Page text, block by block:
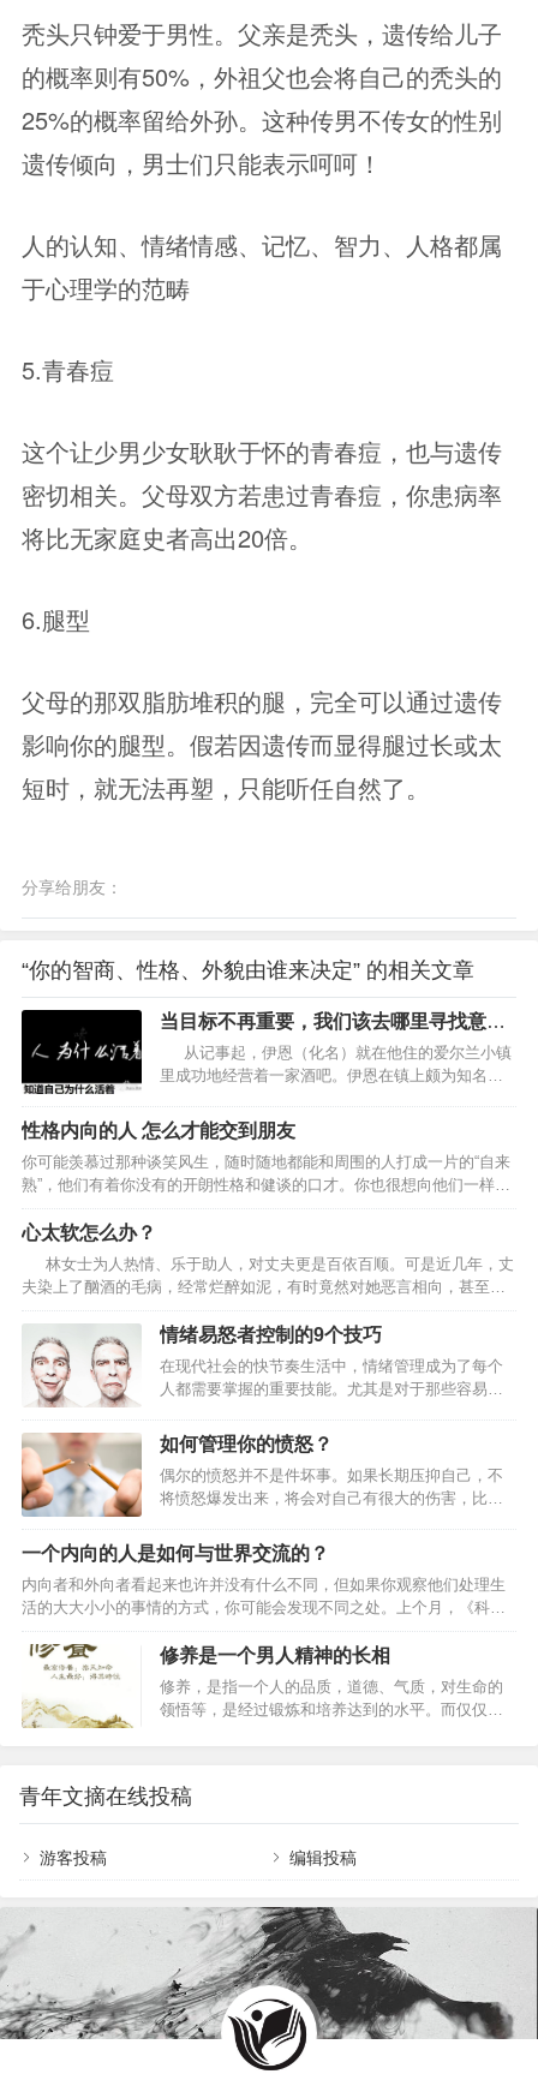
秃头只钟爱于男性。父亲是秃头，遗传给儿子
的概率则有50%，外祖父也会将自己的秃头的
25%的概率留给外孙。这种传男不传女的性别
遗传倾向，男士们只能表示呵呵！
人的认知、情绪情感、记忆、智力、人格都属
于心理学的范畴
5.青春痘
这个让少男少女耿耿于怀的青春痘，也与遗传
密切相关。父母双方若患过青春痘，你患病率
将比无家庭史者高出20倍。
6.腿型
父母的那双脂肪堆积的腿，完全可以通过遗传
影响你的腿型。假若因遗传而显得腿过长或太
短时，就无法再塑，只能听任自然了。
分享给朋友：
“你的智商、性格、外貌由谁来决定” 的相关文章
当目标不再重要，我们该去哪里寻找意
义？
从记事起，伊恩（化名）就在他住的爱尔兰小镇
里成功地经营着一家酒吧。伊恩在镇上颇为知名。
的。他也一直过得非常开心。 最终，伊恩决定卖
掉他的生意。他的存款和卖掉生意所赚到的钱，已
经足以让他继续舒服地过日子。他已经准备好好放
松，享受他之前努力的成果。可是，忽然之间，他
变得忧郁了。15年过去了也没能好转。 像伊恩这
官…
性格内向的人 怎么才能交到朋友
你可能羡慕过那种谈笑风生，随时随地都能和周围的人打成一片的“自来
熟”，他们有着你没有的开朗性格和健谈的口才。你也很想向他们一样和
周围的同事、伙伴、家人随意交谈，感情逐渐上升。其实这对于性格内
向的人来说也不是难事。 首先谈谈性格内向的人的优势。你不需要哗众
取宠，不需要不停的握手取悦对方，不需要滔滔不竭的谈论自己，因为
事实上，交际的目的只在于认识新的朋友，建立新的关系，所以其目的
在于了解什么是你对面的这个人最关心的，而你又能提供何种的帮助。
在这种情况下，一个聆听者(内向的人更容易胜任这种角色)更能…
心太软怎么办？
林女士为人热情、乐于助人，对丈夫更是百依百顺。可是近几年，丈
夫染上了酗酒的毛病，经常烂醉如泥，有时竟然对她恶言相向，甚至拳
脚相加。朋友和家人都劝她离婚，可她总是因为自己“心太软”而迟迟下不
了决心。即便是这样，丈夫也没有半点悔改之意，恶习照旧。她说自己
生活得很痛苦，自杀的心都有。 张林的弟妹多，有的尚在农村。为了弟
妹，他不得不一次又一次推延婚期，直到几个弟妹的工作和学习都在他
的帮助下得到“妥善”解决。可是，弟妹们还三天两头找他，今天这个说工
作不适合，希望再…
情绪易怒者控制的9个技巧
在现代社会的快节奏生活中，情绪管理成为了每个
人都需要掌握的重要技能。尤其是对于那些容易情
的生活质量，还能改善人际关系，让自己在各种场
合中都能稳如泰山。以下是9个实用的情绪控制技
巧，帮助你成为情绪的主人。一、认识情绪根源情
绪易怒往往不是无缘无故的，它可能源于过去的经
历、压力积累或者性格特点。首先，我们要学会审
视自己的情绪，当愤怒涌上心头时，不要急于爆
是因为对方的行为真的不可原谅，还是因为我自己
最近压力太大？”…
如何管理你的愤怒？
偶尔的愤怒并不是件坏事。如果长期压抑自己，不
将愤怒爆发出来，将会对自己有很大的伤害，比如
心脏病。但愤怒并不是独立存在，而是被其他情绪
所引发。所以既然愤怒不可避免，我们要做的不是
压抑愤怒，而是找到引发愤怒的情绪，在愤怒之前
消除这些情绪，去掉愤怒带来的消极影响。专家将
愤怒分成6种类型，并提供了破解之法。愤怒类型
1：爆发型爆发型愤怒的症状：“如果你再把脏袜子乱
扔在地板上，我就搬出去住！”也许把你逼到爆发的
边缘并不容易，但当这一刻真的来临时，便会地动
一个内向的人是如何与世界交流的？
内向者和外向者看起来也许并没有什么不同，但如果你观察他们处理生
活的大大小小的事情的方式，你可能会发现不同之处。上个月，《科学
人》的专栏作者梅丽莎·达尔报道了心理学家小布莱恩的最新性格心理学
发现。小布莱恩在他的新作——《我，自己，我们》中写道：内向者在
出席隆重会议或者重要场合之前不会喝含咖啡因的饮料。汉斯·埃森克的
外向理论和西北大学的威廉·雷维尔的研究表明，在特定场合，内向者和
外向者的警戒心理和反应能力是不同的。如果一件东西或者一个场景给
修养是一个男人精神的长相
修养，是指一个人的品质，道德、气质，对生命的
领悟等，是经过锻炼和培养达到的水平。而仅仅只
本心，修身韫德，做一个有修养、有品性的人，如
何才能安顿好自己的心灵，如何在冷静中自省，如
何做到自律修身呢？胸怀宽广做人，就会宽宏大
度。雨果有一句名言：比陆地宽广的是海洋，比海
女人之间没有一杆称可以匀出平衡来，谁也无法保
证男人在夫妻生活中…
青年文摘在线投稿
游客投稿 编辑投稿